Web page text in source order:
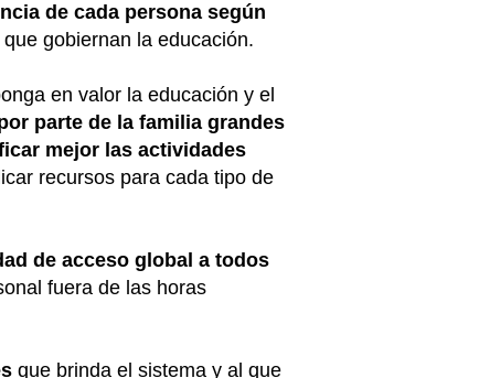
de cada persona según
gobiernan la educación.
en valor la educación y el
parte de la familia grandes
mejor las actividades
recursos para cada tipo de
de acceso global a todos
fuera de las horas
que brinda el sistema y al que